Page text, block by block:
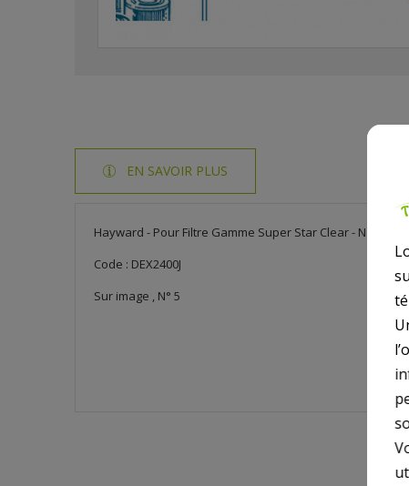
EN SAVOIR PLUS
Hayward - Pour Filtre Gamme Super Star Clear - N° 5 -
Code : DEX2400J
Sur image , N° 5